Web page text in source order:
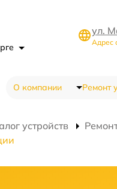
ул.
Адрес
О компании Ремонт
устройств